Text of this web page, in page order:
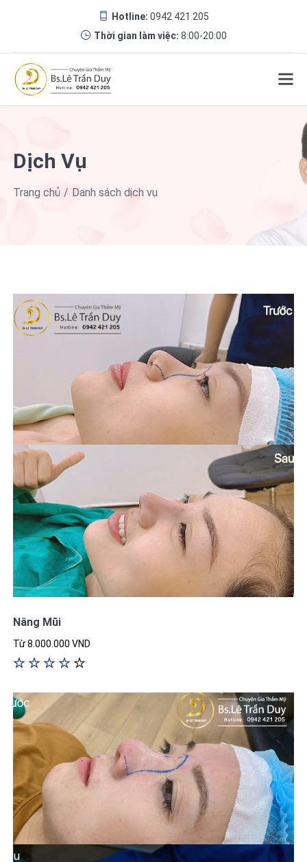
Hotline: 0942 421 205
Thời gian làm việc: 8:00-20:00
Dịch Vụ
Trang chủ Danh sách dịch vụ
Nâng Mũi
Từ 8.000.000 VND